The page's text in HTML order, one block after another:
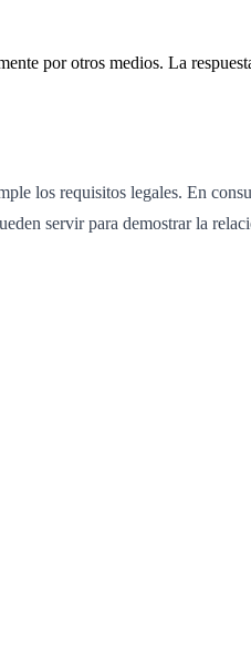
por otros medios. La
los requisitos legales. En
servir para demostrar la